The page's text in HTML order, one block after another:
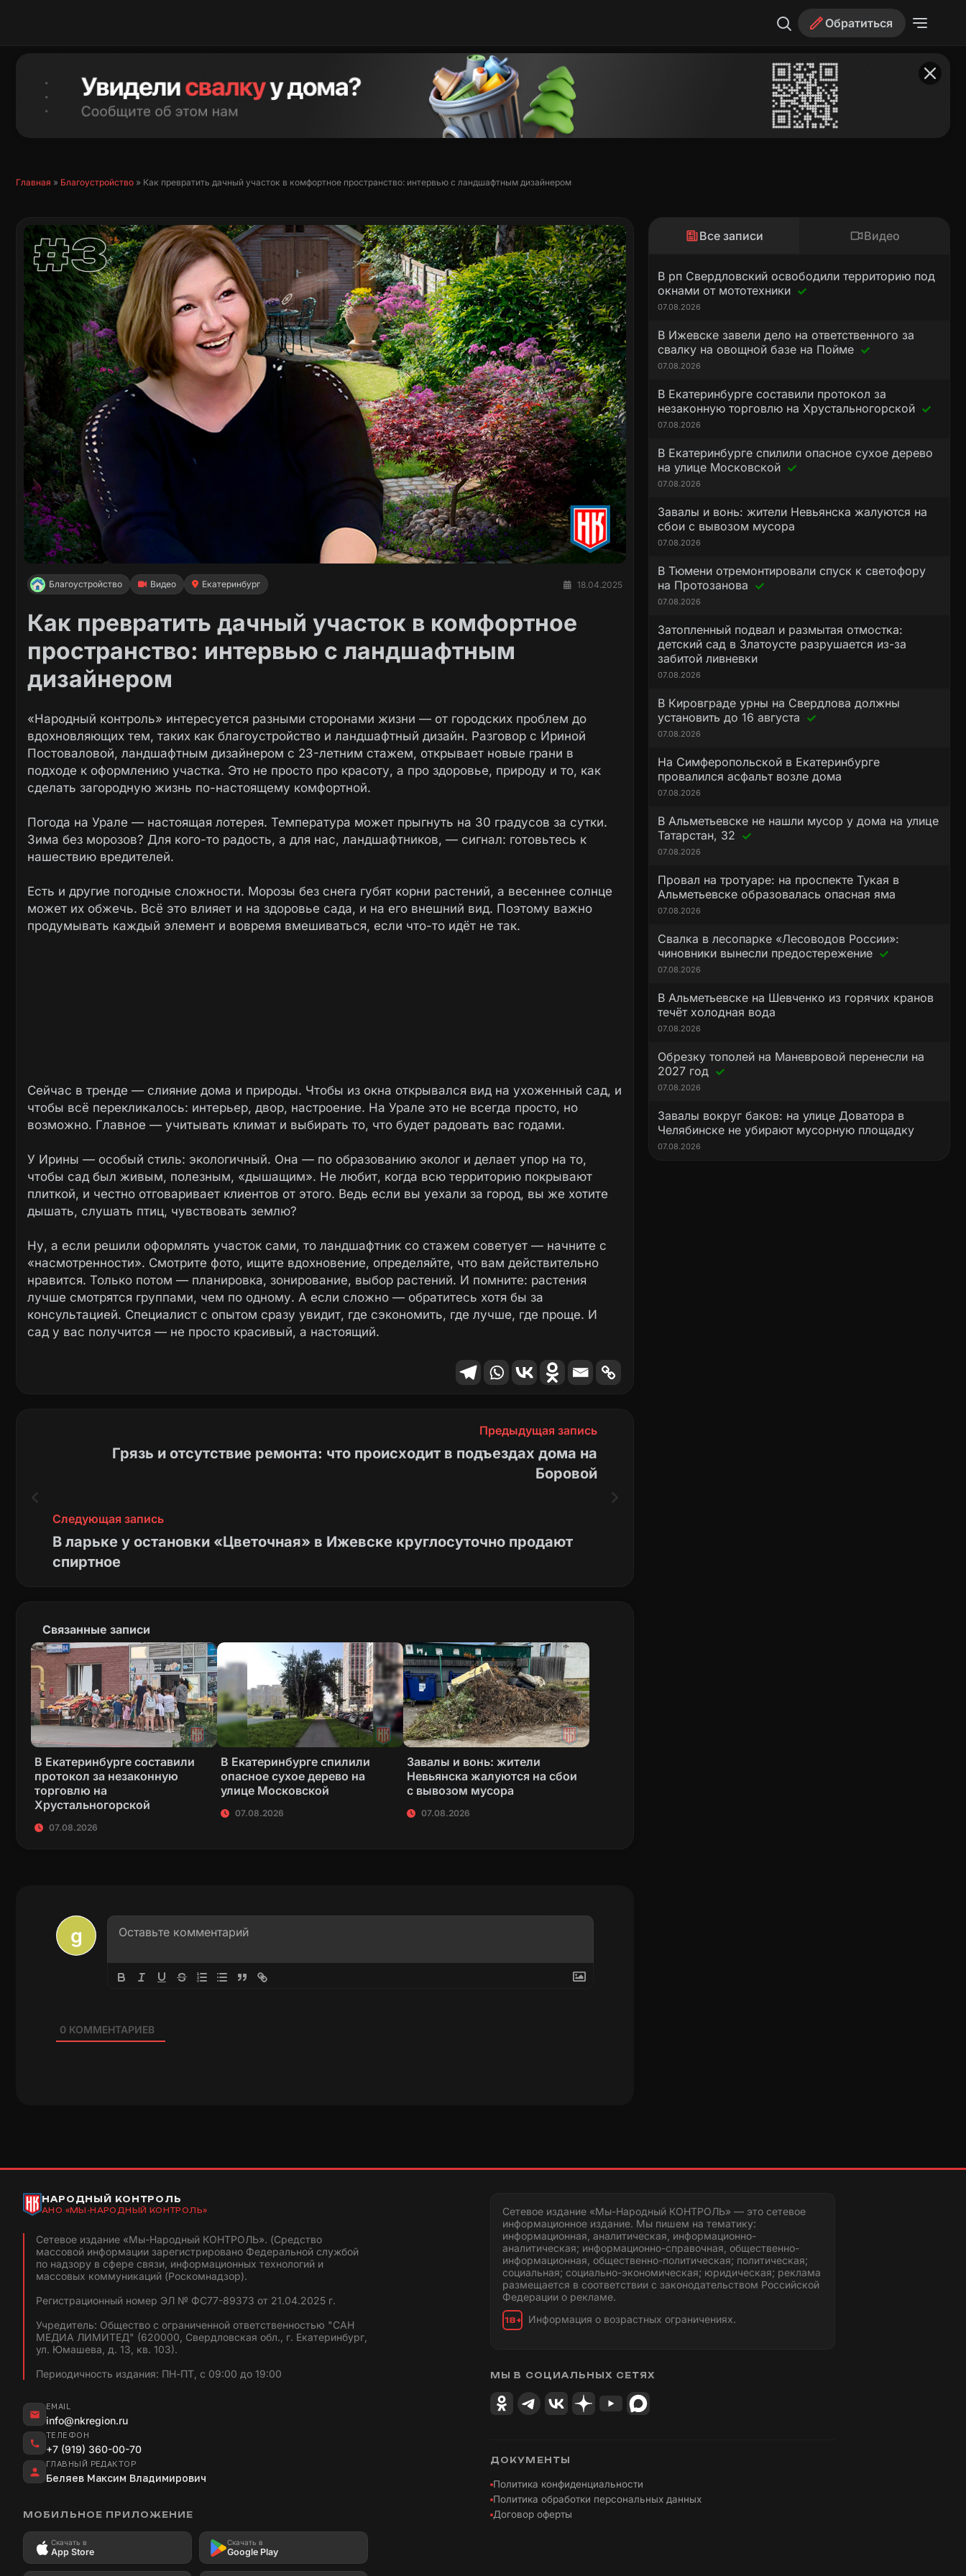
Обратиться
Главная » Благоустройство » Как превратить дачный участок в комфортное пространство: интервью с ландшафтным дизайнером
Благоустройство Видео Екатеринбург 18.04.2025
Как превратить дачный участок в комфортное
пространство: интервью с ландшафтным
дизайнером
«Народный контроль» интересуется разными сторонами жизни — от городских проблем до
вдохновляющих тем, таких как благоустройство и ландшафтный дизайн. Разговор с Ириной
Постоваловой, ландшафтным дизайнером с 23-летним стажем, открывает новые грани в
подходе к оформлению участка. Это не просто про красоту, а про здоровье, природу и то, как
сделать загородную жизнь по-настоящему комфортной.
Погода на Урале — настоящая лотерея. Температура может прыгнуть на 30 градусов за сутки.
Зима без морозов? Для кого-то радость, а для нас, ландшафтников, — сигнал: готовьтесь к
нашествию вредителей.
Есть и другие погодные сложности. Морозы без снега губят корни растений, а весеннее солнце
может их обжечь. Всё это влияет и на здоровье сада, и на его внешний вид. Поэтому важно
продумывать каждый элемент и вовремя вмешиваться, если что-то идёт не так.
Сейчас в тренде — слияние дома и природы. Чтобы из окна открывался вид на ухоженный сад, и
чтобы всё перекликалось: интерьер, двор, настроение. На Урале это не всегда просто, но
возможно. Главное — учитывать климат и выбирать то, что будет радовать вас годами.
У Ирины — особый стиль: экологичный. Она — по образованию эколог и делает упор на то,
чтобы сад был живым, полезным, «дышащим». Не любит, когда всю территорию покрывают
плиткой, и честно отговаривает клиентов от этого. Ведь если вы уехали за город, вы же хотите
дышать, слушать птиц, чувствовать землю?
Ну, а если решили оформлять участок сами, то ландшафтник со стажем советует — начните с
«насмотренности». Смотрите фото, ищите вдохновение, определяйте, что вам действительно
нравится. Только потом — планировка, зонирование, выбор растений. И помните: растения
лучше смотрятся группами, чем по одному. А если сложно — обратитесь хотя бы за
консультацией. Специалист с опытом сразу увидит, где сэкономить, где лучше, где проще. И
сад у вас получится — не просто красивый, а настоящий.
Предыдущая запись
Грязь и отсутствие ремонта: что происходит в подъездах дома на
Боровой
Следующая запись
В ларьке у остановки «Цветочная» в Ижевске круглосуточно продают
спиртное
Связанные записи
В Екатеринбурге составили
протокол за незаконную
торговлю на
Хрустальногорской
07.08.2026
В Екатеринбурге спилили
опасное сухое дерево на
улице Московской
07.08.2026
Завалы и вонь: жители
Невьянска жалуются на сбои
с вывозом мусора
07.08.2026
0КОММЕНТАРИЕВ
Все записи Видео
В рп Свердловский освободили территорию под
окнами от мототехники
07.08.2026
В Ижевске завели дело на ответственного за
свалку на овощной базе на Пойме
07.08.2026
В Екатеринбурге составили протокол за
незаконную торговлю на Хрустальногорской
07.08.2026
В Екатеринбурге спилили опасное сухое дерево
на улице Московской
07.08.2026
Завалы и вонь: жители Невьянска жалуются на
сбои с вывозом мусора
07.08.2026
В Тюмени отремонтировали спуск к светофору
на Протозанова
07.08.2026
Затопленный подвал и размытая отмостка:
детский сад в Златоусте разрушается из-за
забитой ливневки
07.08.2026
В Кировграде урны на Свердлова должны
установить до 16 августа
07.08.2026
На Симферопольской в Екатеринбурге
провалился асфальт возле дома
07.08.2026
В Альметьевске не нашли мусор у дома на улице
Татарстан, 32
07.08.2026
Провал на тротуаре: на проспекте Тукая в
Альметьевске образовалась опасная яма
07.08.2026
Свалка в лесопарке «Лесоводов России»:
чиновники вынесли предостережение
07.08.2026
В Альметьевске на Шевченко из горячих кранов
течёт холодная вода
07.08.2026
Обрезку тополей на Маневровой перенесли на
2027 год
07.08.2026
Завалы вокруг баков: на улице Доватора в
Челябинске не убирают мусорную площадку
07.08.2026
НАРОДНЫЙ КОНТРОЛЬ
АНО «МЫ-НАРОДНЫЙ КОНТРОЛЬ»
Сетевое издание «Мы-Народный КОНТРОЛЬ». (Средство
массовой информации зарегистрировано Федеральной службой
по надзору в сфере связи, информационных технологий и
массовых коммуникаций (Роскомнадзор).
Регистрационный номер ЭЛ № ФС77-89373 от 21.04.2025 г.
Учредитель: Общество с ограниченной ответственностью "САН
МЕДИА ЛИМИТЕД" (620000, Свердловская обл., г. Екатеринбург,
ул. Юмашева, д. 13, кв. 103).
Периодичность издания: ПН-ПТ, с 09:00 до 19:00
EMAIL
info@nkregion.ru
ТЕЛЕФОН
+7 (919) 360-00-70
ГЛАВНЫЙ РЕДАКТОР
Беляев Максим Владимирович
МОБИЛЬНОЕ ПРИЛОЖЕНИЕ
Скачать в
App Store
Скачать в
Google Play
Сетевое издание «Мы-Народный КОНТРОЛЬ» — это сетевое
информационное издание. Мы пишем на тематику:
информационная, аналитическая, информационно-
аналитическая; информационно-справочная, общественно-
информационная, общественно-политическая; политическая;
социальная; социально-экономическая; юридическая; реклама
размещается в соответствии с законодательством Российской
Федерации о рекламе.
18+ Информация о возрастных ограничениях.
МЫ В СОЦИАЛЬНЫХ СЕТЯХ
ДОКУМЕНТЫ
Политика конфиденциальности
Политика обработки персональных данных
Договор оферты